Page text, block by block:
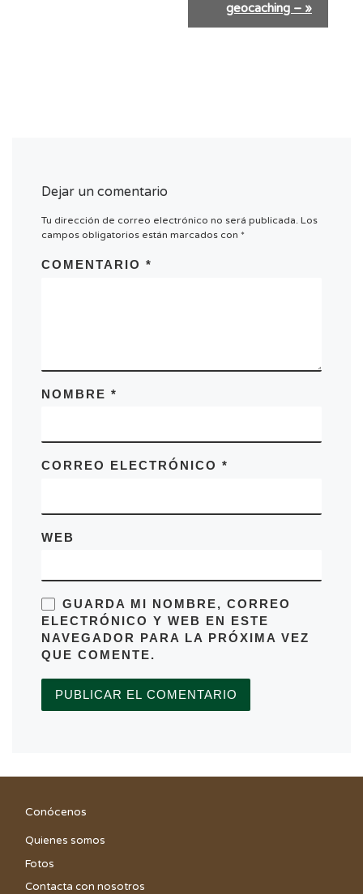
geocaching – »
Dejar un comentario
Tu dirección de correo electrónico no será publicada. Los
campos obligatorios están marcados con *
COMENTARIO*
NOMBRE*
CORREO ELECTRÓNICO*
WEB
GUARDA MI NOMBRE, CORREO
ELECTRÓNICO Y WEB EN ESTE
NAVEGADOR PARA LA PRÓXIMA VEZ
QUE COMENTE.
Conócenos
Quienes somos
Fotos
Contacta con nosotros